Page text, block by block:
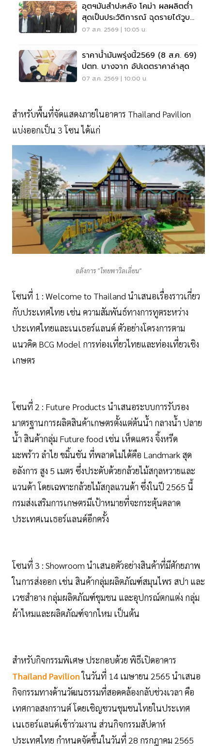
อุตฯมันสำปะหลัง โคม่า ผลผลิตต่ำ
สุดเป็นประวัติการณ์ ฉุดรายได้วูบ
กว่า 8.5 หมื่นล้าน
07 ส.ค. 2569 | 10:05 น.
ราคาน้ำมันพรุ่งนี้2569 (8 ส.ค. 69)
ปตท. บางจาก อัปเดตราคาล่าสุด
07 ส.ค. 2569 | 10:00 น.
สำหรับพื้นที่จัดแสดงภายในอาคาร Thailand Pavilion
แบ่งออกเป็น 3 โซน ได้แก่
อลังการ "ไทยพาวิลเลี่ยน"
โซนที่ 1 : Welcome to Thailand นำเสนอเรื่องราวเกี่ยว
กับประเทศไทย เช่น ความสัมพันธ์ทางการทูตระหว่าง
ประเทศไทยและเนเธอร์แลนด์ ตัวอย่างโครงการตาม
แนวคิด BCG Model การท่องเที่ยวไทยและท่องเที่ยวเชิง
เกษตร
โซนที่ 2 : Future Products นำเสนอระบบการรับรอง
มาตรฐานการผลิตสินค้าเกษตรตั้งแต่ต้นน้ำ กลางน้ำ ปลาย
น้ำ สินค้ากลุ่ม Future food เช่น เห็ดแครง จิ้งหรีด
มะพร้าว ลำไย ขมิ้นชัน ที่พลาดไม่ได้คือ Landmark สุด
อลังการ สูง 5 เมตร ซึ่งประดับด้วยกล้วยไม้สกุลหวายและ
แวนด้า โดยเฉพาะกล้วยไม้สกุลแวนด้า ซึ่งในปี 2565 นี้
กรมส่งเสริมการเกษตรมีเป้าหมายที่จะกระตุ้นตลาด
ประเทศเนเธอร์แลนด์อีกครั้ง
โซนที่ 3 : Showroom นำเสนอตัวอย่างสินค้าที่มีศักยภาพ
ในการส่งออก เช่น สินค้ากลุ่มผลิตภัณฑ์สมุนไพร สปา และ
เวชสำอาง กลุ่มผลิตภัณฑ์ชุมชน และอุปกรณ์ตกแต่ง กลุ่ม
ผ้าไหมและผลิตภัณฑ์จากไหม เป็นต้น
สำหรับกิจกรรมพิเศษ ประกอบด้วย พิธีเปิดอาคาร
Thailand Pavilionในวันที่ 14 เมษายน 2565 นำเสนอ
กิจกรรมทางด้านวัฒนธรรมที่สอดคล้องกลับช่วงเวลา คือ
เทศกาลสงกรานต์ โดยเชิญชวนชุมชนไทยในประเทศ
เนเธอร์แลนด์เข้าร่วมงาน ส่วนกิจกรรมสัปดาห์
ประเทศไทย กำหนดจัดขึ้นในวันที่ 28 กรกฎาคม 2565